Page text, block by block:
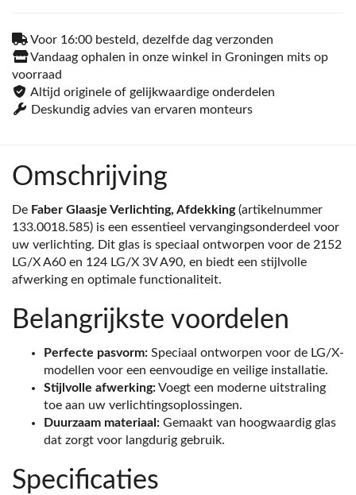
Voor 16:00 besteld, dezelfde dag verzonden
Vandaag ophalen in onze winkel in Groningen mits op
voorraad
Altijd originele of gelijkwaardige onderdelen
Deskundig advies van ervaren monteurs
Omschrijving
De Faber Glaasje Verlichting, Afdekking(artikelnummer
133.0018.585) is een essentieel vervangingsonderdeel voor
uw verlichting. Dit glas is speciaal ontworpen voor de 2152
LG/X A60 en 124 LG/X 3V A90, en biedt een stijlvolle
afwerking en optimale functionaliteit.
Belangrijkste voordelen
Perfecte pasvorm: Speciaal ontworpen voor de LG/X-
modellen voor een eenvoudige en veilige installatie.
Stijlvolle afwerking:Voegt een moderne uitstraling
toe aan uw verlichtingsoplossingen.
Duurzaam materiaal: Gemaakt van hoogwaardig glas
dat zorgt voor langdurig gebruik.
Specificaties